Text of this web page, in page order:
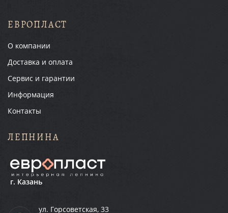
ЕВРОПЛАСТ
О компании
Доставка и оплата
Сервис и гарантии
Информация
Контакты
ЛЕПНИНА
г. Казань
ул. Горсоветская, 33